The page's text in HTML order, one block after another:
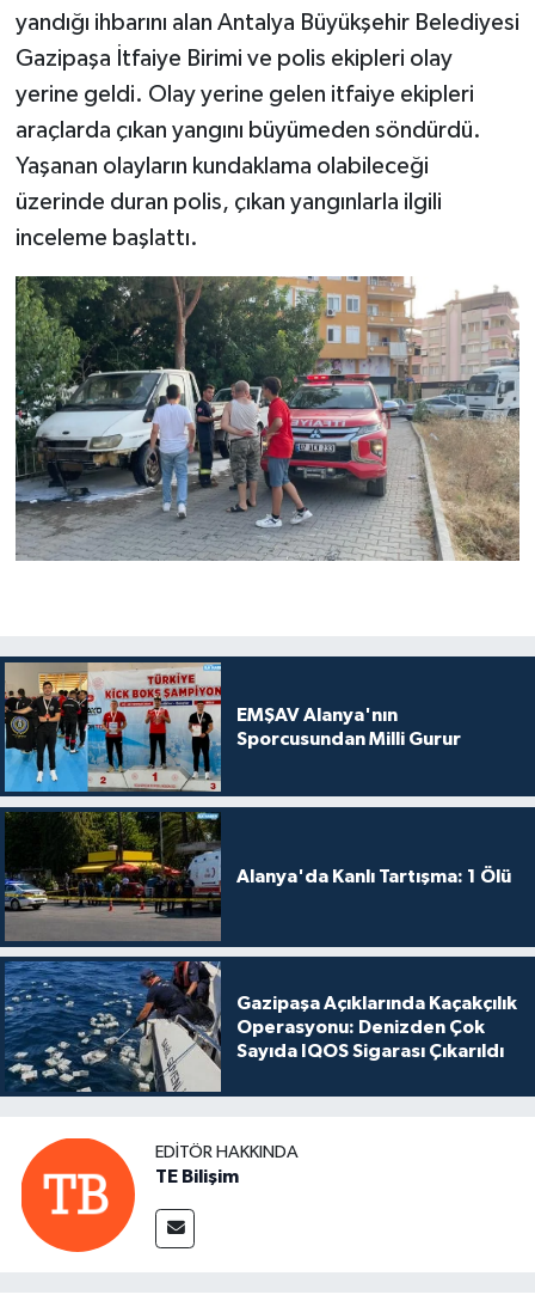
yandığı ihbarını alan Antalya Büyükşehir Belediyesi
Gazipaşa İtfaiye Birimi ve polis ekipleri olay
yerine geldi. Olay yerine gelen itfaiye ekipleri
araçlarda çıkan yangını büyümeden söndürdü.
Yaşanan olayların kundaklama olabileceği
üzerinde duran polis, çıkan yangınlarla ilgili
inceleme başlattı.
EMŞAV Alanya'nın
Sporcusundan Milli Gurur
Alanya'da Kanlı Tartışma: 1 Ölü
Gazipaşa Açıklarında Kaçakçılık
Operasyonu: Denizden Çok
Sayıda IQOS Sigarası Çıkarıldı
EDITÖR HAKKINDA
TE Bilişim